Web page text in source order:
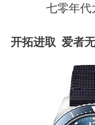
七零年代
开拓进取 爱者